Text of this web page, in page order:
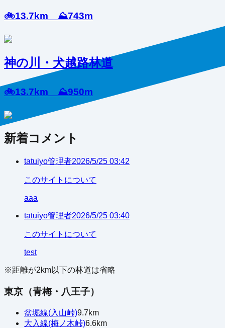
🚲13.7km ⛰️743m
神の川・犬越路林道
🚲13.7km ⛰️950m
新着コメント
tatuiyo管理者2026/5/25 03:42
このサイトについて
aaa
tatuiyo管理者2026/5/25 03:40
このサイトについて
test
※距離が2km以下の林道は省略
東京（青梅・八王子）
盆堀線(入山峠)9.7km
大入線(梅ノ木峠)6.6km